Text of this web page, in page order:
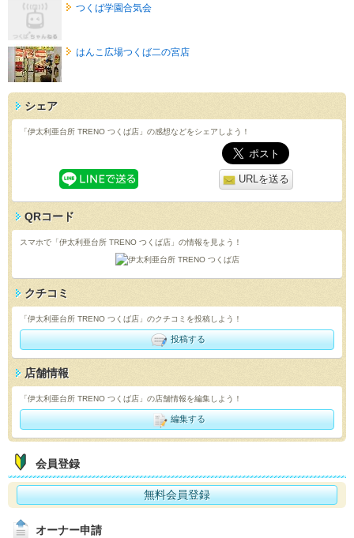
つくば学園合気会
はんこ広場つくば二の宮店
シェア
「伊太利亜台所 TRENO つくば店」の感想などをシェアしよう！
URLを送る
QRコード
スマホで「伊太利亜台所 TRENO つくば店」の情報を見よう！
クチコミ
「伊太利亜台所 TRENO つくば店」のクチコミを投稿しよう！
投稿する
店舗情報
「伊太利亜台所 TRENO つくば店」の店舗情報を編集しよう！
編集する
会員登録
無料会員登録
オーナー申請